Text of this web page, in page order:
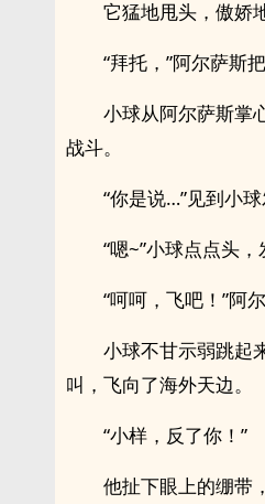
它猛地甩头，傲娇
“拜托，”阿尔萨斯
小球从阿尔萨斯掌
战斗。
“你是说…”见到小
“嗯~”小球点点头，
“呵呵，飞吧！”阿
小球不甘示弱跳起
叫，飞向了海外天边。
“小样，反了你！”
他扯下眼上的绷带